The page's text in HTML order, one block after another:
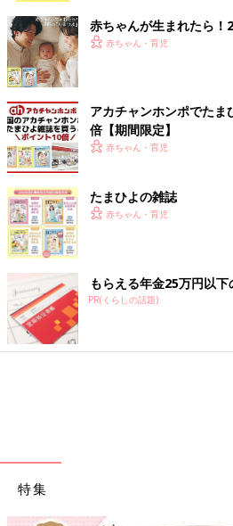
赤ちゃんが生まれたら！
赤ちゃん・育児
アカチャンホンポでた
倍【期間限定】
赤ちゃん・育児
たまひよの雑誌
赤ちゃん・育児
もらえる年金25万円以
PR(くらしの話題)
特集